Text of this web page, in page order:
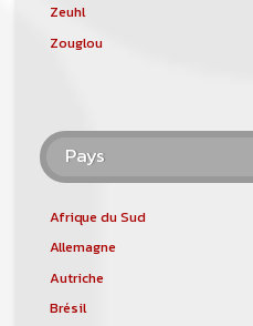
Zeuhl
Zouglou
Pays
Afrique du Sud
Allemagne
Autriche
Brésil